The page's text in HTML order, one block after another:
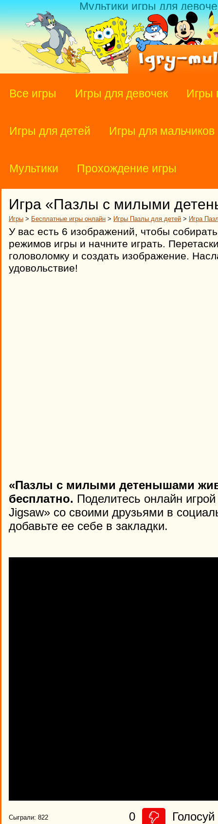
Мультики игры для
Все игры Игры для девочек Игры
Игры для детей Игры для мальчиков
Мультики Прохождение игры
Игра «Пазлы с милыми
Игры > Бесплатные игры онлайн > Игры Пазлы для детей > Игра
У вас есть 6 изображений, чтобы
режимов игры и начните играть.
головоломку и создать изображение.
удовольствие!
«Пазлы с милыми детенышами
бесплатно. Поделитесь онлайн
Jigsaw» со своими друзьями в
добавьте ее себе в закладки.
Сыграли: 822 0 Голосуй